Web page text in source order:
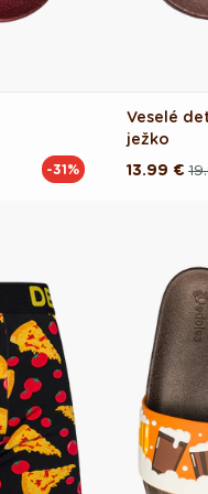
-31%
Veselé
ježko
Pôvodná
Akciová
13.99 €